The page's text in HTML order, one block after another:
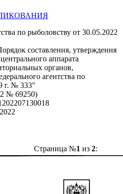
по рыболовству от 30.05.2022
составления, утверждения
аппарата
органов,
агентства по
г. № 333"
№ 69250)
Страница №1 из 2: